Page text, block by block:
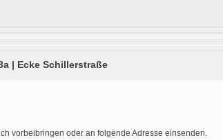
| Ecke Schillerstraße
vorbeibringen oder an folgende Adresse einsenden.